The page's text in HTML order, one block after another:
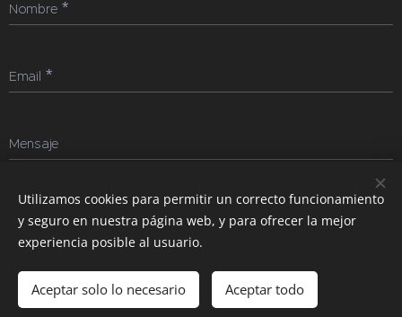
Nombre
Email
Mensaje
Enviar
Cookies
Utilizamos cookies para permitir un correcto funcionamiento
y seguro en nuestra página web, y para ofrecer la mejor
experiencia posible al usuario.
Aceptar solo lo necesario Aceptar todo